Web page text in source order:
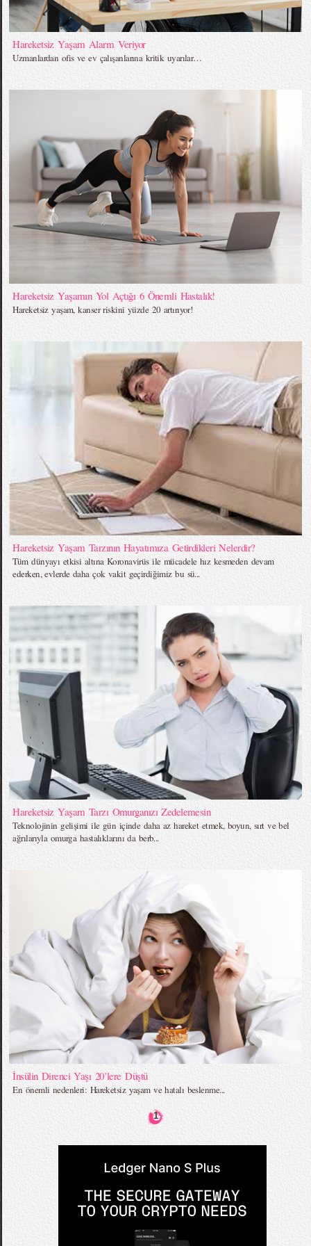
Hareketsiz Yaşam Alarm Veriyor
Uzmanlardan ofis ve ev çalışanlarına kritik uyarılar…
Hareketsiz Yaşamın Yol Açtığı 6 Önemli Hastalık!
Hareketsiz yaşam, kanser riskini yüzde 20 artırıyor!
Hareketsiz Yaşam Tarzının Hayatımıza Getirdikleri Nelerdir?
Tüm dünyayı etkisi altına Koronavirüs ile mücadele hız kesmeden devam
ederken, evlerde daha çok vakit geçirdiğimiz bu sü...
Hareketsiz Yaşam Tarzı Omurganızı Zedelemesin
Teknolojinin gelişimi ile gün içinde daha az hareket etmek, boyun, sırt ve bel
ağrılarıyla omurga hastalıklarını da berb...
İnsülin Direnci Yaşı 20’lere Düştü
En önemli nedenleri: Hareketsiz yaşam ve hatalı beslenme...
1